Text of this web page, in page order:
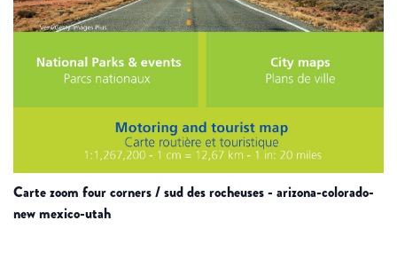
carte zoom four corners / sud des rocheuses - arizona-colorado-
new mexico-utah